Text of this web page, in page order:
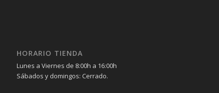
HORARIO TIENDA
Lunes a Viernes de 8:00h a 16:00h
Sábados y domingos: Cerrado.